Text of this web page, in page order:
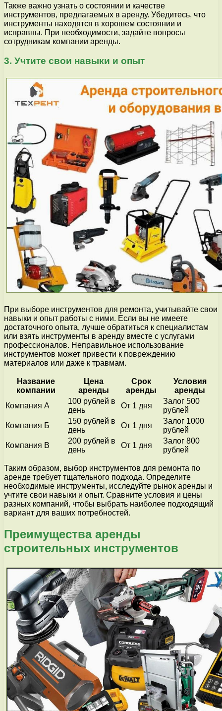
Также важно узнать о состоянии и качестве
инструментов, предлагаемых в аренду. Убедитесь, что
инструменты находятся в хорошем состоянии и
исправны. При необходимости, задайте вопросы
сотрудникам компании аренды.
3. Учтите свои навыки и опыт
При выборе инструментов для ремонта, учитывайте свои
навыки и опыт работы с ними. Если вы не имеете
достаточного опыта, лучше обратиться к специалистам
или взять инструменты в аренду вместе с услугами
профессионалов. Неправильное использование
инструментов может привести к повреждению
материалов или даже к травмам.
Название
компании
Цена
аренды
Срок
аренды
Условия
аренды
Компания А
100 рублей в
день
От 1 дня
Залог 500
рублей
Компания Б
150 рублей в
день
От 1 дня
Залог 1000
рублей
Компания В
200 рублей в
день
От 1 дня
Залог 800
рублей
Таким образом, выбор инструментов для ремонта по
аренде требует тщательного подхода. Определите
необходимые инструменты, исследуйте рынок аренды и
учтите свои навыки и опыт. Сравните условия и цены
разных компаний, чтобы выбрать наиболее подходящий
вариант для ваших потребностей.
Преимущества аренды
строительных инструментов